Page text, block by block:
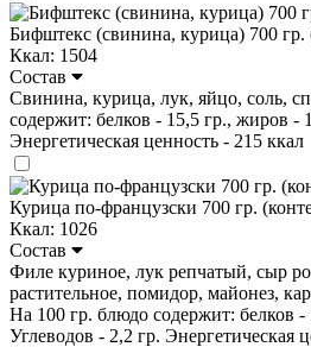
Бифштекс (свинина, курица) 700 гр.
Ккал: 1504
Состав
Свинина, курица, лук, яйцо, соль,
содержит: белков - 15,5 гр., жиров -
Энергетическая ценность - 215 ккал
Курица по-французски 700 гр.
Ккал: 1026
Состав
Филе куриное, лук репчатый, сыр
растительное, помидор, майонез,
На 100 гр. блюдо содержит: белков
Углеводов - 2,2 гр. Энергетическая